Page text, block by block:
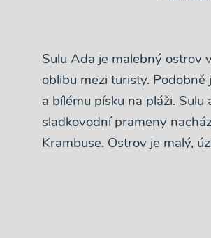
Sulu Ada je malebný ostrov
oblibu mezi turisty.
a bílému písku na pláži.
sladkovodní prameny
Krambuse. Ostrov je malý,